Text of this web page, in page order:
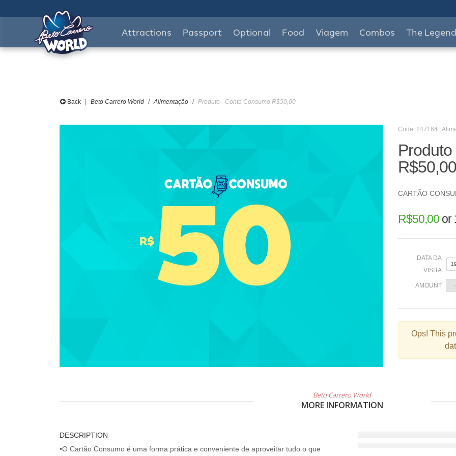
Attractions Passport Optional Food Viagem Combos The Legend
Back Beto Carrero World Alimentação Produto - Conta Consumo R$50,00
Code: 247164 |
R$50,00
CARTÃO
R$50,00or
DATA DA
VISITA
2
9
AMOUNT
Ops! This
Beto Carrero World
MORE INFORMATION
DESCRIPTION
•O Cartão Consumo é uma forma prática e conveniente de aproveitar tudo o que